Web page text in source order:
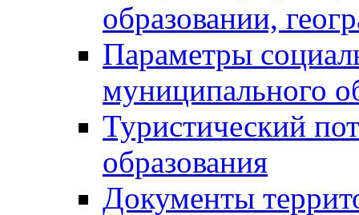
образовании,
Параметры
муниципального
Туристический
образования
Документы